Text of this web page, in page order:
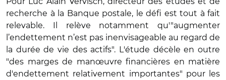
recherche à la Banque postale, le défi est tout à fait
relevable. Il relève notamment qu'"augmenter
l’endettement n’est pas inenvisageable au regard de
la durée de vie des actifs". L'étude décèle en outre
"des marges de manœuvre financières en matière
d'endettement relativement importantes" pour les